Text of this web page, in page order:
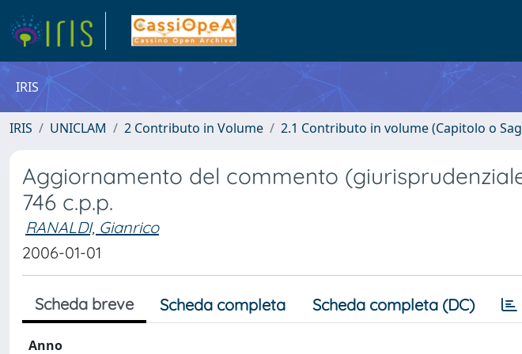
IRIS
IRIS UNICLAM 2 Contributo in Volume 2.1 Contributo in volume (Capitolo o
Aggiornamento del commento
746 c.p.p.
RANALDI, Gianrico
2006-01-01
Scheda breve Scheda completa Scheda completa (DC)
Anno